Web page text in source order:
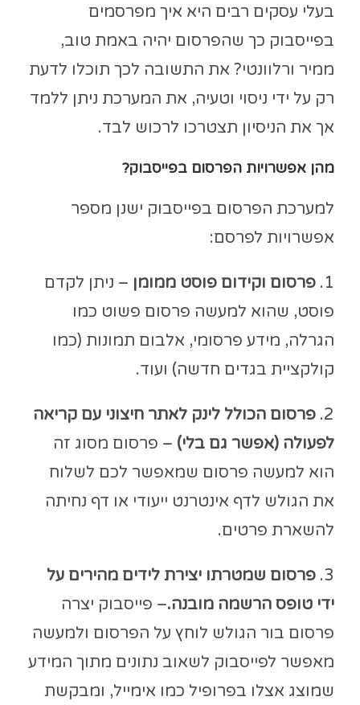
בעלי עסקים רבים היא איך מפרסמים
בפייסבוק כך שהפרסום יהיה באמת טוב,
ממיר ורלוונטי? את התשובה לכך תוכלו לדעת
רק על ידי ניסוי וטעיה, את המערכת ניתן ללמד
אך את הניסיון תצטרכו לרכוש לבד.
מהן אפשרויות הפרסום בפייסבוק?
למערכת הפרסום בפייסבוק ישנן מספר
אפשרויות לפרסם:
1. פרסום וקידום פוסט ממומן – ניתן לקדם
פוסט, שהוא למעשה פרסום פשוט כמו
הגרלה, מידע פרסומי, אלבום תמונות (כמו
קולקציית בגדים חדשה) ועוד.
2. פרסום הכולל לינק לאתר חיצוני עם קריאה
לפעולה (אפשר גם בלי) – פרסום מסוג זה
הוא למעשה פרסום שמאפשר לכם לשלוח
את הגולש לדף אינטרנט ייעודי או דף נחיתה
להשארת פרטים.
3. פרסום שמטרתו יצירת לידים מהירים על
ידי טופס הרשמה מובנה.– פייסבוק יצרה
פרסום בור הגולש לוחץ על הפרסום ולמעשה
מאפשר לפייסבוק לשאוב נתונים מתוך המידע
שמוצג אצלו בפרופיל כמו אימייל, ומבקשת